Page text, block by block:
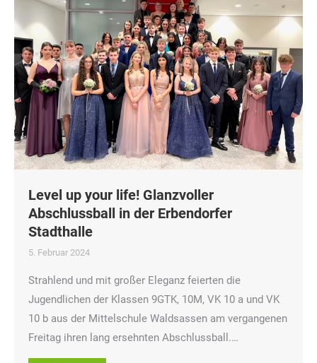
Level up your life! Glanzvoller
Abschlussball in der Erbendorfer
Stadthalle
5. Februar 2024
Strahlend und mit großer Eleganz feierten die
Jugendlichen der Klassen 9GTK, 10M, VK 10 a und VK
10 b aus der Mittelschule Waldsassen am vergangenen
Freitag ihren lang ersehnten Abschlussball.…